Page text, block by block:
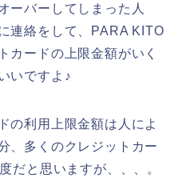
ーバーしてしまった人
連絡をして、PARA KITO
カードの上限金額がいく
いですよ♪
の利用上限金額は人によ
、多くのクレジットカー
だと思いますが、、、。